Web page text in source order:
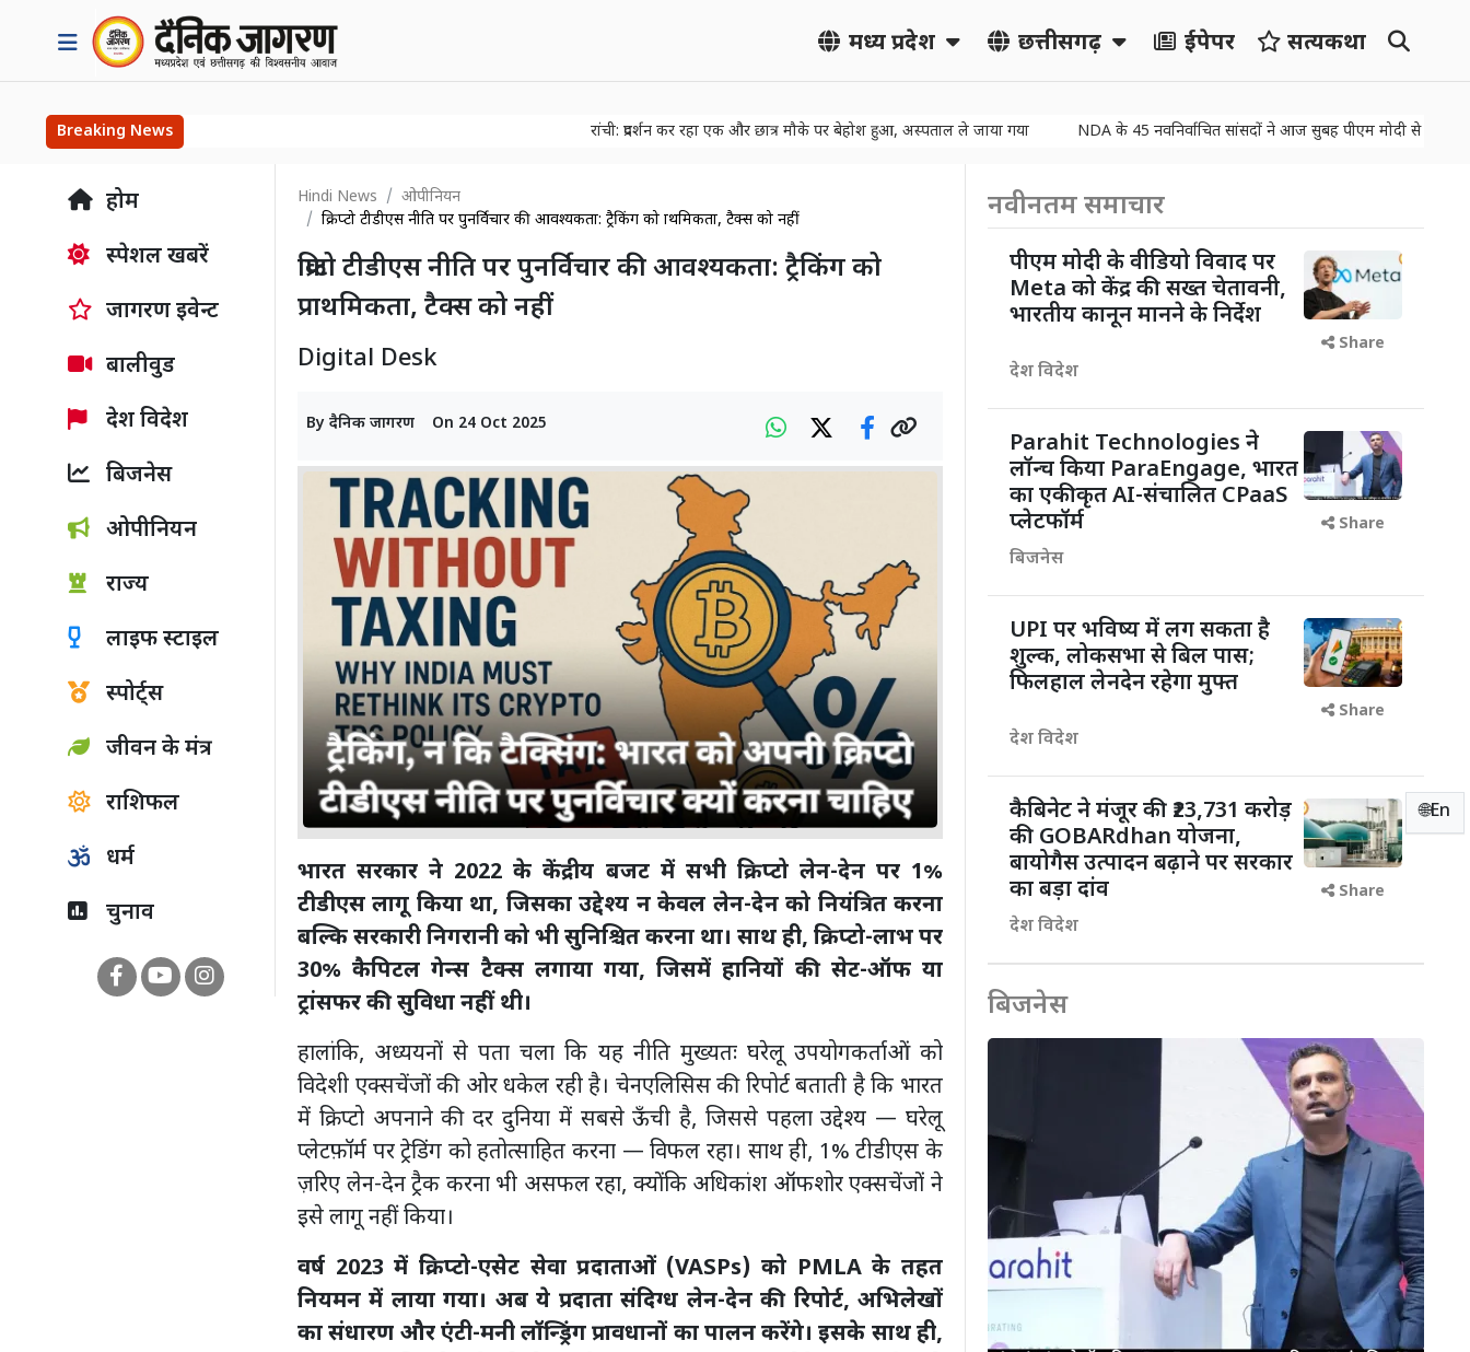
मध्य प्रदेश छत्तीसगढ़ ईपेपर सत्यकथा
Breaking News रांची: प्रदर्शन कर रहा एक और छात्र मौके पर बेहोश हुआ, अस्पताल ले जाया गया NDA के 45 नवनिर्वाचित सांसदों ने आज सुबह पीएम मोदी से उनके आवास
🌐En
होम
स्पेशल खबरें
जागरण इवेन्ट
बालीवुड
देश विदेश
बिजनेस
ओपीनियन
राज्य
लाइफ स्टाइल
स्पोर्ट्स
जीवन के मंत्र
राशिफल
धर्म
चुनाव
Hindi News
ओपीनियन
क्रिप्टो टीडीएस नीति पर पुनर्विचार की आवश्यकता: ट्रैकिंग को प्राथमिकता, टैक्स को नहीं
क्रिप्टो टीडीएस नीति पर पुनर्विचार की आवश्यकता: ट्रैकिंग को
प्राथमिकता, टैक्स को नहीं
Digital Desk
By दैनिक जागरण On 24 Oct 2025
भारत सरकार ने 2022 के केंद्रीय बजट में सभी क्रिप्टो लेन-देन पर 1%
टीडीएस लागू किया था, जिसका उद्देश्य न केवल लेन-देन को नियंत्रित करना
बल्कि सरकारी निगरानी को भी सुनिश्चित करना था। साथ ही, क्रिप्टो-लाभ पर
30% कैपिटल गेन्स टैक्स लगाया गया, जिसमें हानियों की सेट-ऑफ या
ट्रांसफर की सुविधा नहीं थी।
हालांकि, अध्ययनों से पता चला कि यह नीति मुख्यतः घरेलू उपयोगकर्ताओं को
विदेशी एक्सचेंजों की ओर धकेल रही है। चेनएलिसिस की रिपोर्ट बताती है कि भारत
में क्रिप्टो अपनाने की दर दुनिया में सबसे ऊँची है, जिससे पहला उद्देश्य — घरेलू
प्लेटफ़ॉर्म पर ट्रेडिंग को हतोत्साहित करना — विफल रहा। साथ ही, 1% टीडीएस के
ज़रिए लेन-देन ट्रैक करना भी असफल रहा, क्योंकि अधिकांश ऑफशोर एक्सचेंजों ने
इसे लागू नहीं किया।
वर्ष 2023 में क्रिप्टो-एसेट सेवा प्रदाताओं (VASPs) को PMLA के तहत
नियमन में लाया गया। अब ये प्रदाता संदिग्ध लेन-देन की रिपोर्ट, अभिलेखों
का संधारण और एंटी-मनी लॉन्ड्रिंग प्रावधानों का पालन करेंगे। इसके साथ ही,
नवीनतम समाचार
पीएम मोदी के वीडियो विवाद पर
Meta को केंद्र की सख्त चेतावनी,
भारतीय कानून मानने के निर्देश
देश विदेश
Share
Parahit Technologies ने
लॉन्च किया ParaEngage, भारत
का एकीकृत AI-संचालित CPaaS
प्लेटफॉर्म
बिजनेस
Share
UPI पर भविष्य में लग सकता है
शुल्क, लोकसभा से बिल पास;
फिलहाल लेनदेन रहेगा मुफ्त
देश विदेश
Share
कैबिनेट ने मंजूर की ₹23,731 करोड़
की GOBARdhan योजना,
बायोगैस उत्पादन बढ़ाने पर सरकार
का बड़ा दांव
देश विदेश
Share
बिजनेस